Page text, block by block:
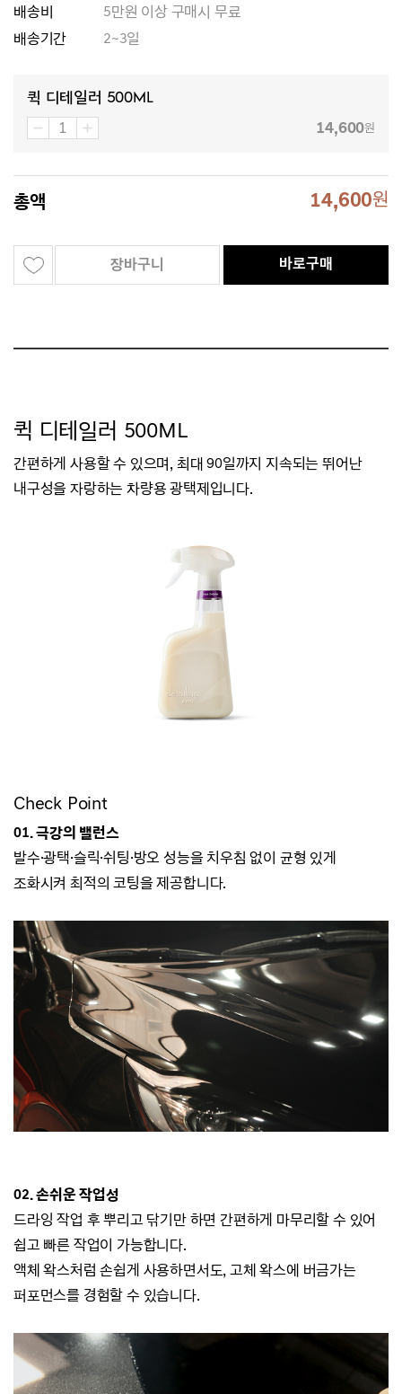
배송비
5만원 이상 구매시 무료
배송기간
2~3일
퀵 디테일러 500ML
14,600원
총액 14,600원
장바구니 바로구매
퀵 디테일러 500ML
간편하게 사용할 수 있으며, 최대 90일까지 지속되는 뛰어난
내구성을 자랑하는 차량용 광택제입니다.
Check Point
01. 극강의 밸런스
발수·광택·슬릭·쉬팅·방오 성능을 치우침 없이 균형 있게
조화시켜 최적의 코팅을 제공합니다.
02. 손쉬운 작업성
드라잉 작업 후 뿌리고 닦기만 하면 간편하게 마무리할 수 있어
쉽고 빠른 작업이 가능합니다.
액체 왁스처럼 손쉽게 사용하면서도, 고체 왁스에 버금가는
퍼포먼스를 경험할 수 있습니다.